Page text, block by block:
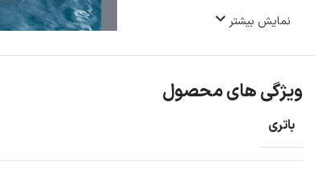
نمایش بیشتر
ویژگی های محصول
باتری